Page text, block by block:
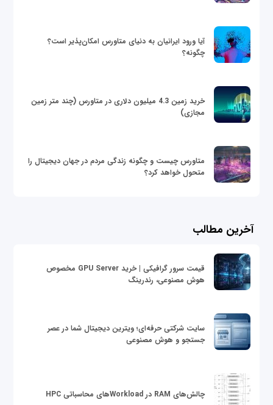
آیا ورود ایرانیان به دنیای متاورس امکان‌پذیر است؟
چگونه؟
خرید زمین 4.3 میلیون دلاری در متاورس (چند متر زمین
مجازی)
متاورس چیست و چگونه زندگی مردم در جهان دیجیتال را
متحول خواهد کرد؟
آخرین مطالب
قیمت سرور گرافیکی | خرید GPU Server مخصوص
هوش مصنوعی، رندرینگ
سایت شرکتی حرفه‌ای؛ ویترین دیجیتال شما در عصر
جستجو و هوش مصنوعی
چالش‌های RAM در Workloadهای محاسباتی HPC